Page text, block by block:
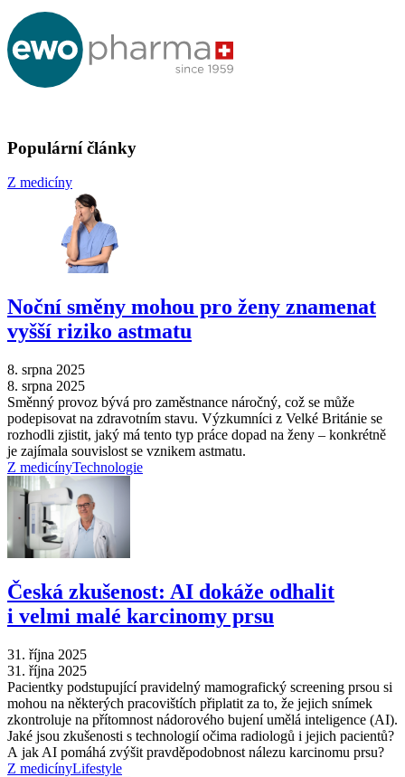
Populární články
Z medicíny
Noční směny mohou pro ženy znamenat
vyšší riziko astmatu
8. srpna 2025
8. srpna 2025
Směnný provoz bývá pro zaměstnance náročný, což se může
podepisovat na zdravotním stavu. Výzkumníci z Velké Británie se
rozhodli zjistit, jaký má tento typ práce dopad na ženy –⁠ konkrétně
je zajímala souvislost se vznikem astmatu.
Z medicínyTechnologie
Česká zkušenost: AI dokáže odhalit
i velmi malé karcinomy prsu
31. října 2025
31. října 2025
Pacientky podstupující pravidelný mamografický screening prsou si
mohou na některých pracovištích připlatit za to, že jejich snímek
zkontroluje na přítomnost nádorového bujení umělá inteligence (AI).
Jaké jsou zkušenosti s technologií očima radiologů i jejich pacientů?
A jak AI pomáhá zvýšit pravděpodobnost nálezu karcinomu prsu?
Z medicínyLifestyle